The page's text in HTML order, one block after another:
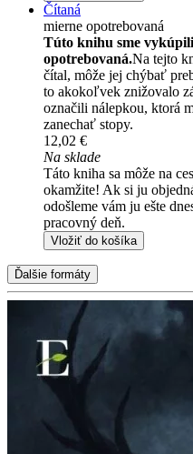
Čítaná
mierne opotrebovaná
Túto knihu sme
opotrebovaná.Na tejto
čítal, môže jej chýbať
to akokoľvek znižovalo
označili nálepkou, ktorá
zanechať stopy.
12,02 €
Na sklade
Táto kniha sa môže na
okamžite! Ak si ju
odošleme vám ju ešte
pracovný deň.
Vložiť do košíka
Ďalšie formáty